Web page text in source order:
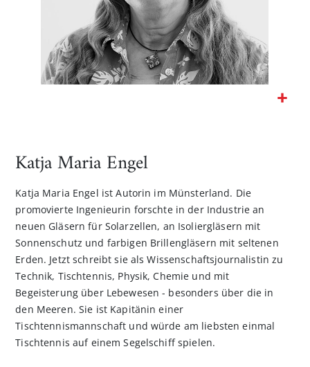
Bildgalerie
Katja Maria Engel
Katja Maria Engel ist Autorin im Münsterland. Die
promovierte Ingenieurin forschte in der Industrie an
neuen Gläsern für Solarzellen, an Isoliergläsern mit
Sonnenschutz und farbigen Brillengläsern mit seltenen
Erden. Jetzt schreibt sie als Wissenschaftsjournalistin zu
Technik, Tischtennis, Physik, Chemie und mit
Begeisterung über Lebewesen - besonders über die in
den Meeren. Sie ist Kapitänin einer
Tischtennismannschaft und würde am liebsten einmal
Tischtennis auf einem Segelschiff spielen.